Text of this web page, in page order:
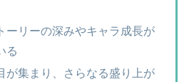
ーリーの深みやキャラ成長が
る
が集まり、さらなる盛り上が